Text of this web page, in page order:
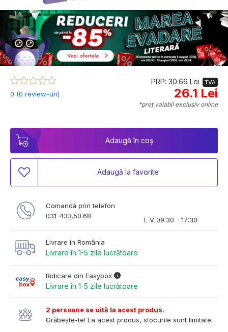
0 (0 review-uri)
PRP: 30.66 Lei TVA
26.1 Lei
*preț valabil exclusiv online
Adaugă în coș
Adaugă la favorite
Comandă prin telefon
031-433.50.68
L-V 09:30 - 17:30
Livrare în România
Livrare în 1-5 zile lucrătoare
Ridicare din Easybox
Livrare în 1-5 zile lucrătoare
2 persoane se uită la acest produs.
Grăbește-te! La acest produs, stocurile sunt limitate.